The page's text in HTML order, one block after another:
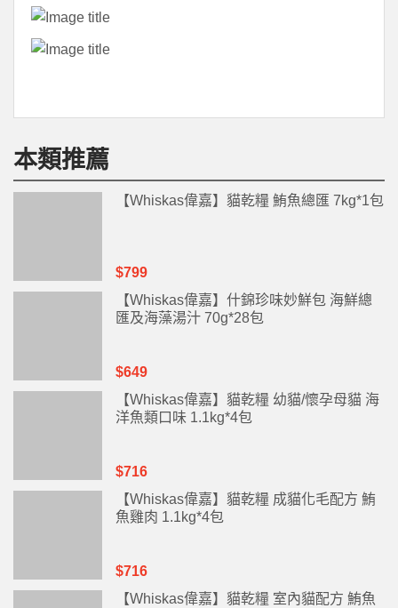
本類推薦
【Whiskas偉嘉】貓乾糧 鮪魚總匯 7kg*1包
$799
【Whiskas偉嘉】什錦珍味妙鮮包 海鮮總
匯及海藻湯汁 70g*28包
$649
【Whiskas偉嘉】貓乾糧 幼貓/懷孕母貓 海
洋魚類口味 1.1kg*4包
$716
【Whiskas偉嘉】貓乾糧 成貓化毛配方 鮪
魚雞肉 1.1kg*4包
$716
【Whiskas偉嘉】貓乾糧 室內貓配方 鮪魚